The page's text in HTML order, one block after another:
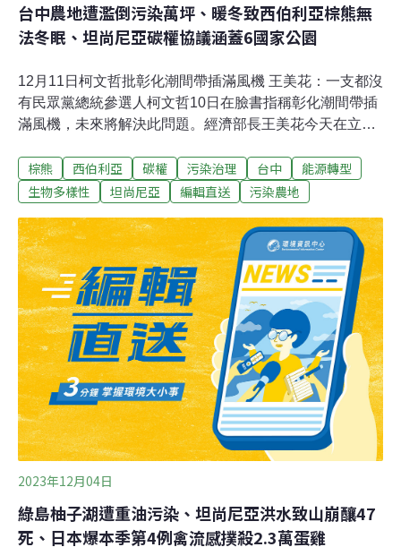
台中農地遭濫倒污染萬坪、暖冬致西伯利亞棕熊無
法冬眠、坦尚尼亞碳權協議涵蓋6國家公園
12月11日柯文哲批彰化潮間帶插滿風機 王美花：一支都沒
有民眾黨總統參選人柯文哲10日在臉書指稱彰化潮間帶插
滿風機，未來將解決此問題。經濟部長王美花今天在立法
文哲應了解事實再發言比較好。王美花指出，目前在陸上
和海上的風機總共688支，其中407支在陸域，281支是海
帶設置風機。（中央社報導）陳建仁視察蘭嶼 全島電線地
下化最快一年半完成台東縣蘭嶼鄉在今（2023）年10月小
犬颱風遭受百年強風重創，行政院長陳建仁於11日親至蘭
嶼鄉現地訪視災後復建情況，向鄉民說政府已投入10億，
快則一年半，慢則兩年，就可完成全島電線地下化，提高
島上防災韌性。（自由時報報導）
棕熊 西伯利亞 碳權 污染治理 台中
能源轉型
生物多樣性
坦尚尼亞 編輯直送 污染農地
2023年12月04日
綠島柚子湖遭重油污染、坦尚尼亞洪水致山崩釀47
死、日本爆本季第4例禽流感撲殺2.3萬蛋雞